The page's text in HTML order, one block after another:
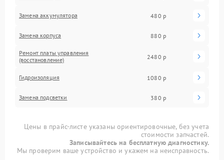
Замена аккумулятора 480 р
Замена корпуса 880 р
Ремонт платы управления
(восстановление)
2480 р
Гидроизоляция 1080 р
Замена подсветки 380 р
Цены в прайс-листе указаны ориентировочные, без учета
стоимости запчастей.
Записывайтесь на бесплатную диагностику.
Мы проверим ваше устройство и укажем на неисправность.